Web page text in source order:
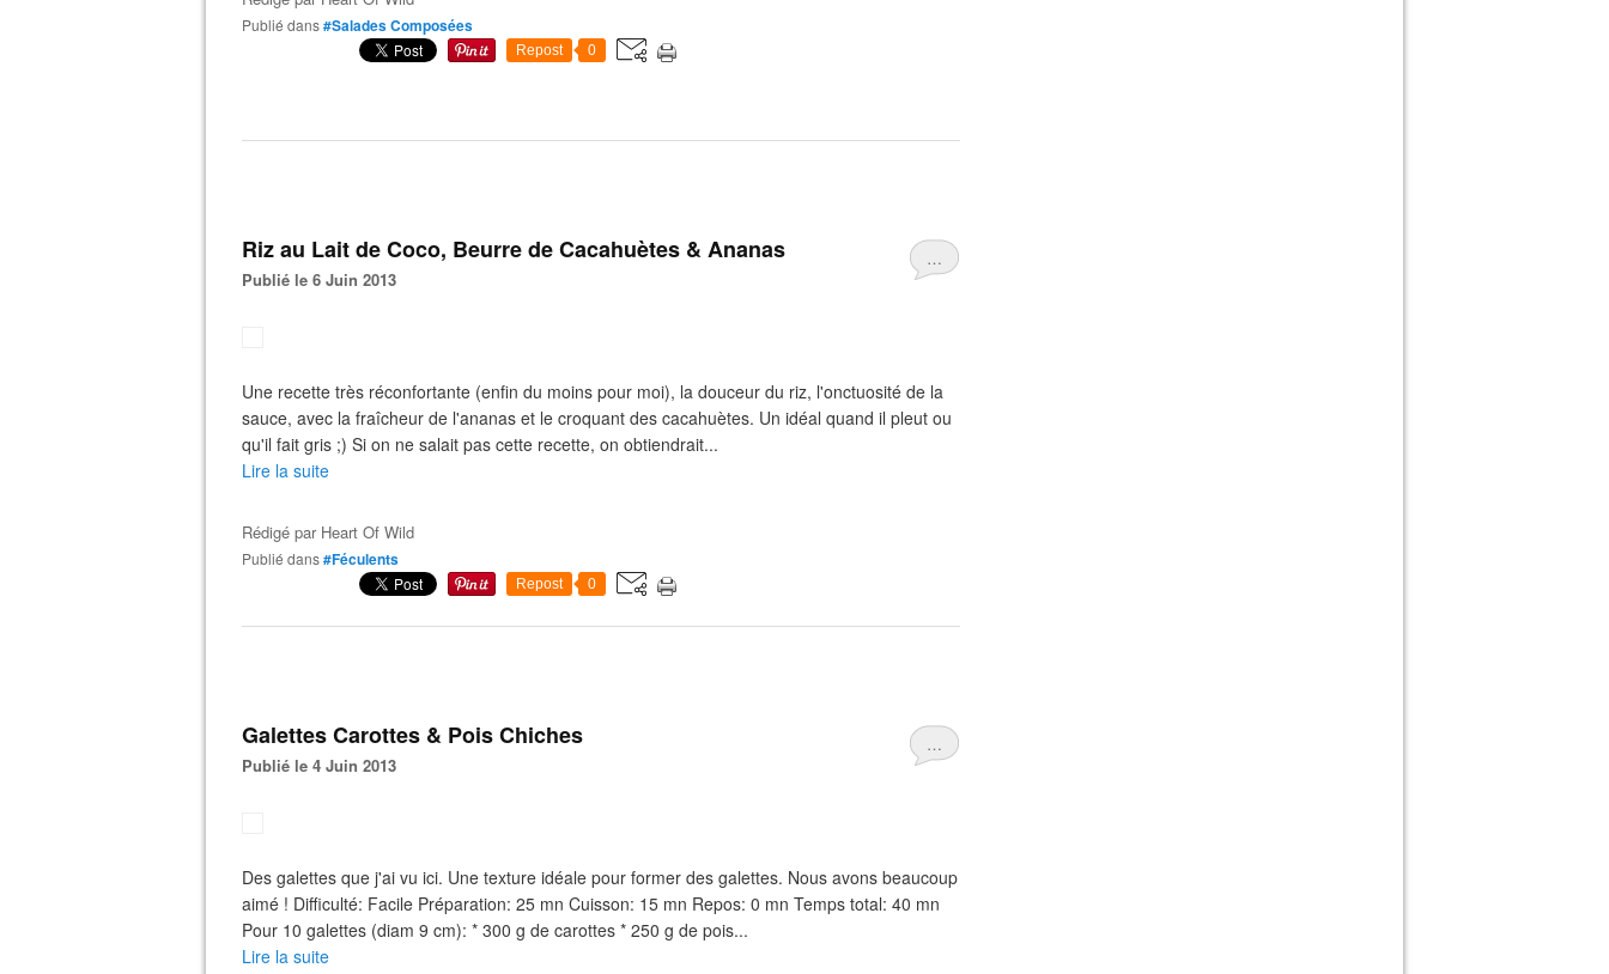
Publié dans#Salades Composées
Repost 0
…
Riz au Lait de Coco, Beurre de Cacahuètes & Ananas
Publié le 6 Juin 2013
Une recette très réconfortante (enfin du moins pour moi), la douceur du riz, l'onctuosité de la
sauce, avec la fraîcheur de l'ananas et le croquant des cacahuètes. Un idéal quand il pleut ou
qu'il fait gris ;) Si on ne salait pas cette recette, on obtiendrait...
Lire la suite
Rédigé par Heart Of Wild
Publié dans#Féculents
Repost 0
…
Galettes Carottes & Pois Chiches
Publié le 4 Juin 2013
Des galettes que j'ai vu ici. Une texture idéale pour former des galettes. Nous avons beaucoup
aimé ! Difficulté: Facile Préparation: 25 mn Cuisson: 15 mn Repos: 0 mn Temps total: 40 mn
Pour 10 galettes (diam 9 cm): * 300 g de carottes * 250 g de pois...
Lire la suite